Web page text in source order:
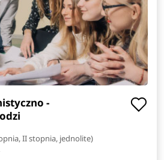
-
II stopnia, jednolite)